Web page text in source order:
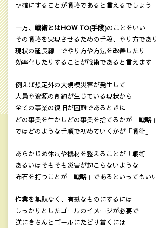
明確にすることが戦略であると言えるでしょう
一方、 戦術とはHOW TO(手段)のことをいい
その戦略を実現させるための手段、やり方であり
現状の延長線上でやり方や方法を改善したり
効率化したりすることが戦術であると言えます
例えば想定外の大規模災害が発生して
人員や資源の制約が生じている現状から
全ての事業の復旧が困難であるときに
どの事業を生かしどの事業を捨てるかが「戦略」
ではどのような手順で初めていくかが「戦術」
あらかじめ体制や機材を整えることが「戦術」
あるいはそもそも災害が起こらないような
布石を打つことが「戦略」であるといってもい
作業を無駄なく、有効なものにするには
しっかりとしたゴールのイメージが必要で
逆にきちんとゴールにたどり着くには